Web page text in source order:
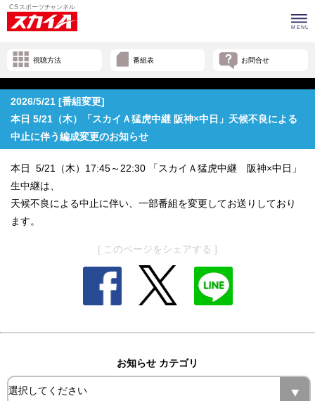
視聴方法 番組表 お問合せ
2026/5/21 [番組変更]
本日 5/21（木）「スカイＡ猛虎中継 阪神×中日」天候不良による
中止に伴う編成変更のお知らせ
本日 5/21（木）17:45～22:30 「スカイＡ猛虎中継 阪神×中日」
生中継は、
天候不良による中止に伴い、一部番組を変更してお送りしており
ます。
[ このページをシェアする ]
お知らせ カテゴリ